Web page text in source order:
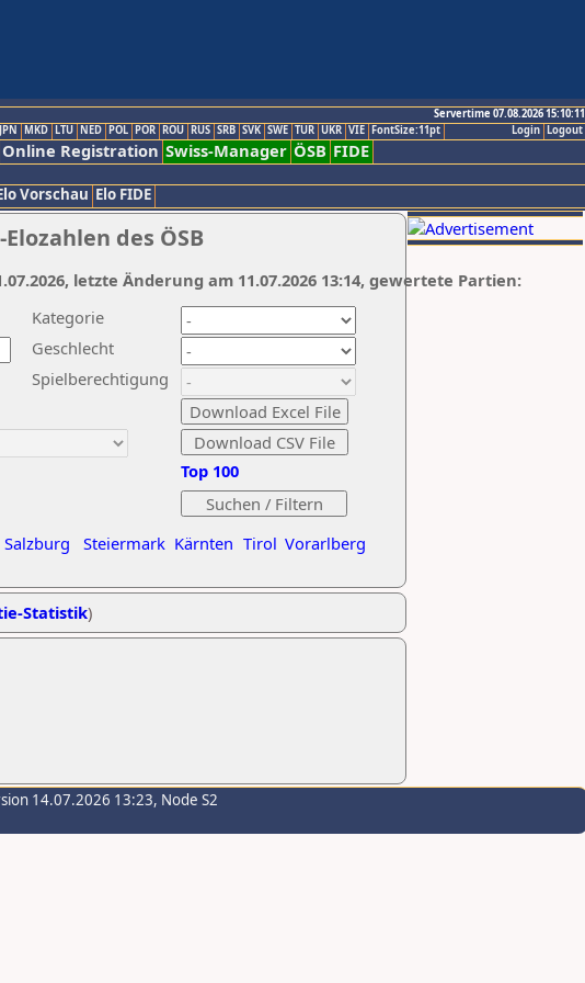
Servertime 07.08.2026 15:10:11
Logout
Login
JPN MKD LTU NED POL POR ROU RUS SRB SVK SWE TUR UKR VIE FontSize:11pt
Online Registration Swiss-Manager ÖSB FIDE
Vorschau Elo FIDE
des ÖSB
Kategorie
Geschlecht
Spielberechtigung
Salzburg Steiermark Kärnten Tirol Vorarlberg
Top 100
letzte Änderung am 11.07.2026 13:14, gewertete Partien:
Statistik)
14.07.2026 13:23, Node S2